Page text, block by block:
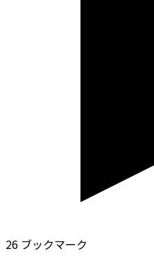
26 ブックマーク